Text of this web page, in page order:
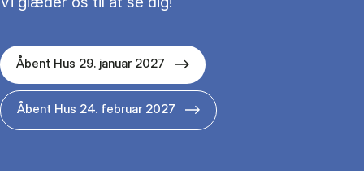
Åbent Hus 29. januar 2027
Åbent Hus 24. februar 2027